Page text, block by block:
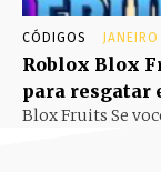
CÓDIGOS
Roblox Blox
para resgatar
Blox Fruits Se